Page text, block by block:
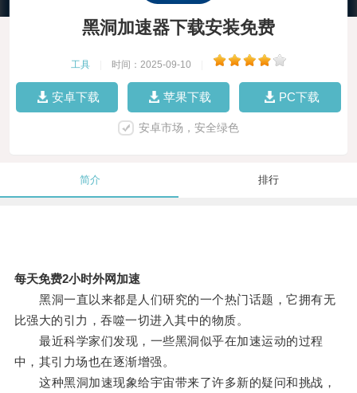
黑洞加速器下载安装免费
工具 时间：2025-09-10
安卓下载 苹果下载 PC下载
安卓市场，安全绿色
简介 排行
每天免费2小时外网加速
黑洞一直以来都是人们研究的一个热门话题，它拥有无
比强大的引力，吞噬一切进入其中的物质。
最近科学家们发现，一些黑洞似乎在加速运动的过程
中，其引力场也在逐渐增强。
这种黑洞加速现象给宇宙带来了许多新的疑问和挑战，